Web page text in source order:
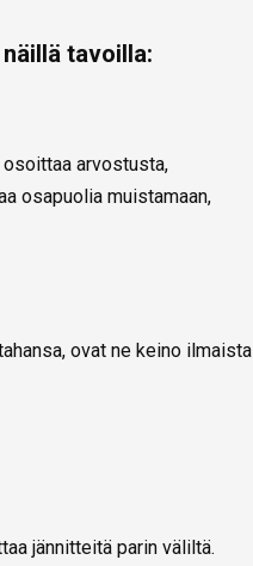
tavoilla:
arvostusta,
osapuolia muistamaan,
ovat ne keino ilmaista
jännitteitä parin väliltä.